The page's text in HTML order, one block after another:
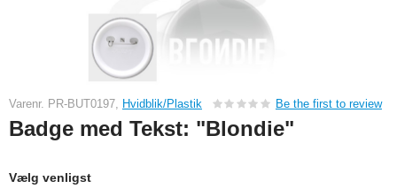
Varenr. PR-BUT0197, Hvidblik/Plastik Be the first to review
Badge med Tekst: "Blondie"
Vælg venligst